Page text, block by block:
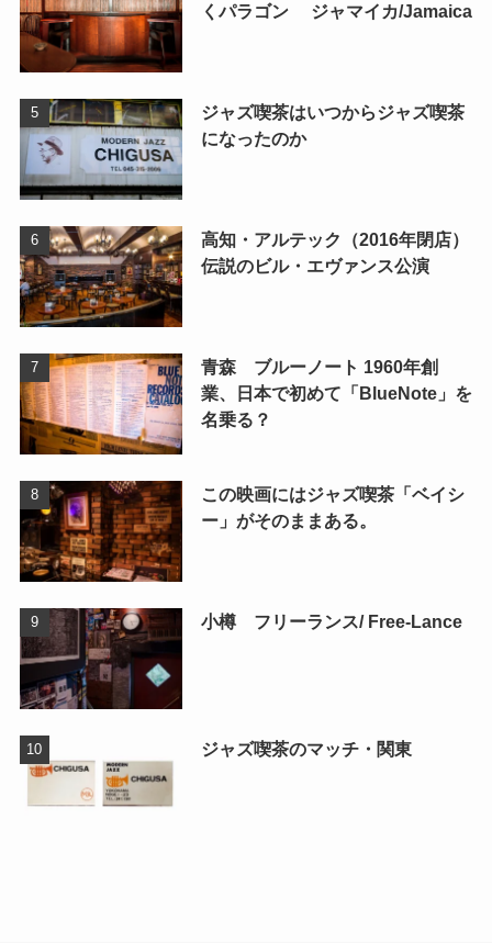
くパラゴン ジャマイカ/Jamaica
ジャズ喫茶はいつからジャズ喫茶
になったのか
高知・アルテック（2016年閉店）
伝説のビル・エヴァンス公演
青森 ブルーノート 1960年創
業、日本で初めて「BlueNote」を
名乗る？
この映画にはジャズ喫茶「ベイシ
ー」がそのままある。
小樽 フリーランス/ Free-Lance
ジャズ喫茶のマッチ・関東